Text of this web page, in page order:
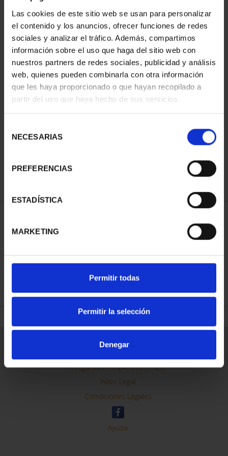
Las cookies de este sitio web se usan para personalizar
el contenido y los anuncios, ofrecer funciones de redes
sociales y analizar el tráfico. Además, compartimos
información sobre el uso que haga del sitio web con
nuestros partners de redes sociales, publicidad y análisis
web, quienes pueden combinarla con otra información
que les haya proporcionado o que hayan recopilado a
partir del uso que haya hecho de sus servicios.
NECESARIAS
PREFERENCIAS
ESTADÍSTICA
MARKETING
Permitir todas
Permitir la selección
Denegar
PATRIMONIO
NACIONAL II - PALACIO
73,00 €
REFINAR
Información General
Contacto
Preguntas Frequentes (FAQs)
Aviso Legal
Condiciones Legales
Ayuda